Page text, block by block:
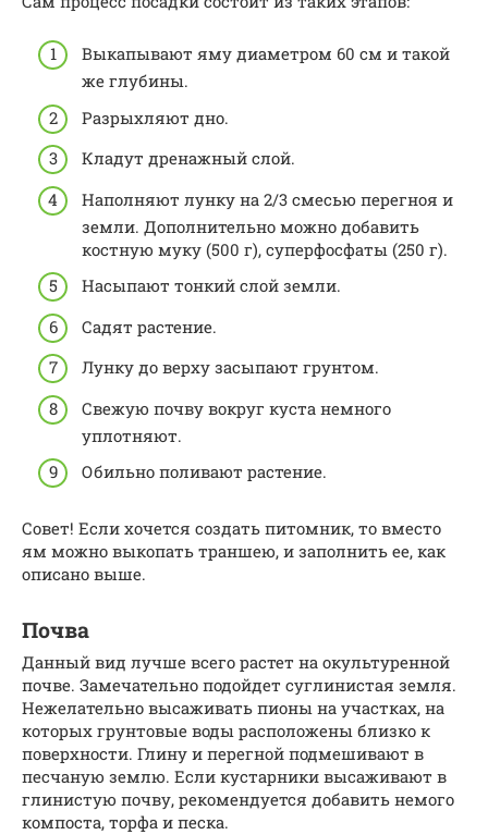
Выкапывают яму диаметром 60 см и такой
же глубины.
Разрыхляют дно.
Кладут дренажный слой.
Наполняют лунку на 2/3 смесью перегноя и
земли. Дополнительно можно добавить
костную муку (500 г), суперфосфаты (250 г).
Насыпают тонкий слой земли.
Садят растение.
Лунку до верху засыпают грунтом.
Свежую почву вокруг куста немного
уплотняют.
Обильно поливают растение.
Совет! Если хочется создать питомник, то вместо
ям можно выкопать траншею, и заполнить ее, как
описано выше.
Почва
Данный вид лучше всего растет на окультуренной
почве. Замечательно подойдет суглинистая земля.
Нежелательно высаживать пионы на участках, на
которых грунтовые воды расположены близко к
поверхности. Глину и перегной подмешивают в
песчаную землю. Если кустарники высаживают в
глинистую почву, рекомендуется добавить немого
компоста, торфа и песка.